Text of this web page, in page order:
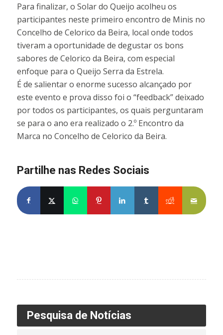
Para finalizar, o Solar do Queijo acolheu os
participantes neste primeiro encontro de Minis no
Concelho de Celorico da Beira, local onde todos
tiveram a oportunidade de degustar os bons
sabores de Celorico da Beira, com especial
enfoque para o Queijo Serra da Estrela.
É de salientar o enorme sucesso alcançado por
este evento e prova disso foi o “feedback” deixado
por todos os participantes, os quais perguntaram
se para o ano era realizado o 2.º Encontro da
Marca no Concelho de Celorico da Beira.
Partilhe nas Redes Sociais
Partilhe no Facebook
Partilhe no X
Share on WhatsApp
Partilhe no Pinterest
Partilhe no LinkedIn
Partilhe no Tumblr
Partilhe no
Pesquisa de Notícias